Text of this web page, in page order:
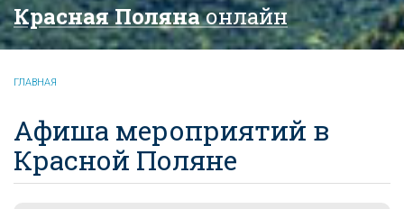
Красная Полянаонлайн
ГЛАВНАЯ
Афиша мероприятий в
Красной Поляне